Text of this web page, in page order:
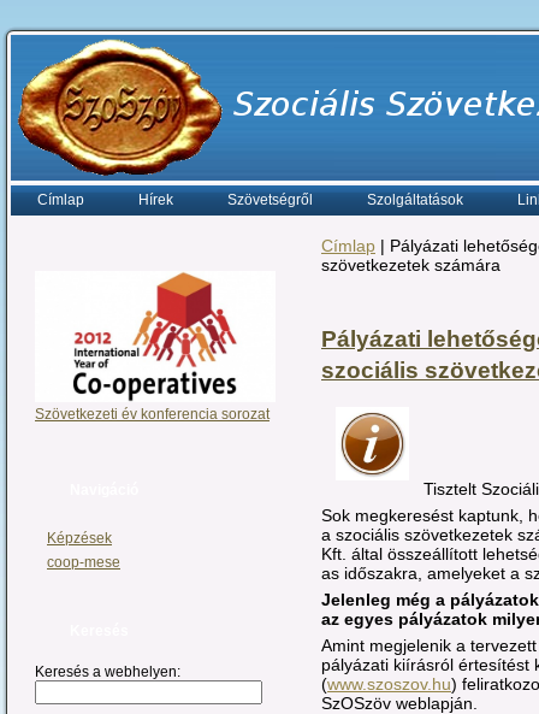
Címlap Hírek Szövetségről Szolgáltatások
Szövetkezeti év konferencia sorozat
Képzések
coop-mese
Keresés a webhelyen:
Címlap | Pályázati
szövetkezetek számára
Pályázati
szociális
Tisztelt
Sok megkeresést kaptunk,
a szociális szövetkezetek
Kft. által összeállított
as időszakra, amelyeket a
Jelenleg még a
az egyes pályázatok
Amint megjelenik a
pályázati kiírásról értesítést
(www.szoszov.hu)
SzOSzöv weblapján.